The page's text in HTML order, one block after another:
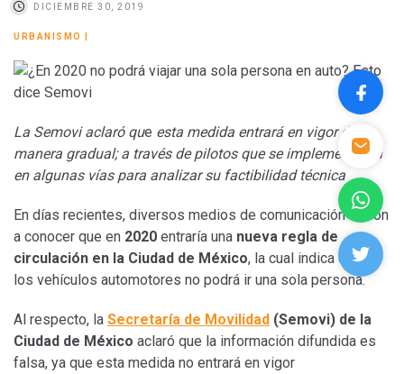
DICIEMBRE 30, 2019
URBANISMO
La Semovi aclaró que esta medida entrará en vigor de
manera gradual; a través de pilotos que se implementarán
en algunas vías para analizar su factibilidad técnica
En días recientes, diversos medios de comunicación dieron
a conocer que en 2020 entraría una nueva regla de
circulación en la Ciudad de México, la cual indica que en
los vehículos automotores no podrá ir una sola persona.
Al respecto, la Secretaría de Movilidad (Semovi) de la
Ciudad de México aclaró que la información difundida es
falsa, ya que esta medida no entrará en vigor